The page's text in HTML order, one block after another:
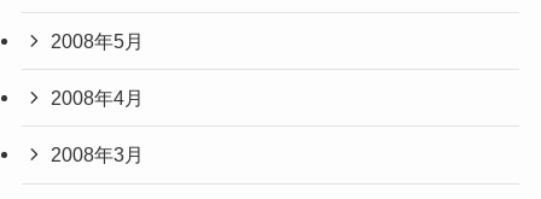
2008年5月
2008年4月
2008年3月